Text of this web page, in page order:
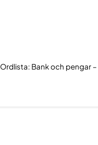
Ordlista: Bank och pengar